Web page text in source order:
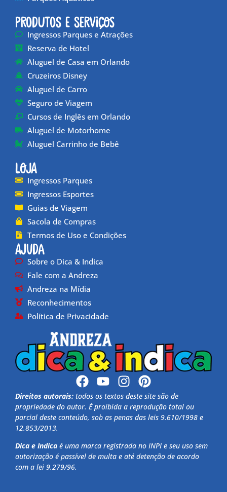
Produtos e Serviços
Ingressos Parques e Atrações
Reserva de Hotel
Aluguel de Casa em Orlando
Cruzeiros Disney
Aluguel de Carro
Seguro de Viagem
Cursos de Inglês em Orlando
Aluguel de Motorhome
Aluguel Carrinho de Bebê
Loja
Ingressos Parques
Ingressos Esportes
Guias de Viagem
Sacola de Compras
Termos de Uso e Condições
Ajuda
Sobre o Dica & Indica
Fale com a Andreza
Andreza na Mídia
Reconhecimentos
Política de Privacidade
Direitos autorais: todos os textos deste site são de
propriedade do autor. É proibida a reprodução total ou
parcial deste conteúdo, sob as penas das leis 9.610/1998 e
12.853/2013.
Dica e Indica é uma marca registrada no INPI e seu uso sem
autorização é passível de multa e até detenção de acordo
com a lei 9.279/96.